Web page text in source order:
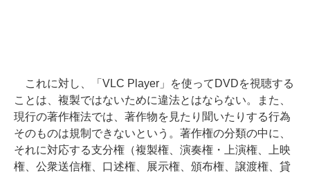
これに対し、「VLC Player」を使ってDVDを視聴する
ことは、複製ではないために違法とはならない。また、
現行の著作権法では、著作物を見たり聞いたりする行為
そのものは規制できないという。著作権の分類の中に、
それに対応する支分権（複製権、演奏権・上演権、上映
権、公衆送信権、口述権、展示権、頒布権、譲渡権、貸